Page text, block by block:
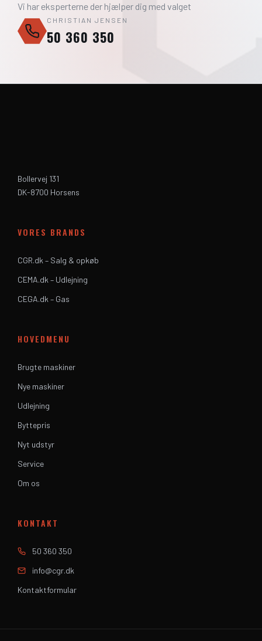
Vi har eksperterne der hjælper dig med valget
CHRISTIAN JENSEN
50 360 350
Bollervej 131
DK-8700 Horsens
VORES BRANDS
CGR.dk – Salg & opkøb
CEMA.dk – Udlejning
CEGA.dk – Gas
HOVEDMENU
Brugte maskiner
Nye maskiner
Udlejning
Byttepris
Nyt udstyr
Service
Om os
KONTAKT
50 360 350
info@cgr.dk
Kontaktformular